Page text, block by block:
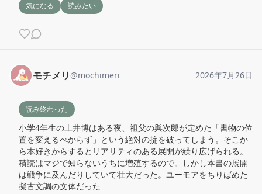
気になる 読みたい
モチメリ @mochimeri 2026年7月26日
読み終わった
小学4年生の土井博はある夜、祖父の與次郎が定めた「書物の位
置を変えるべからず」という絶対の掟を破ってしまう。そこか
ら本好きからするとリアリティのある展開が繰り広げられる。
積読はマジで知らないうちに増殖するので。しかし本書の展開
は戦争に及んだりしていて壮大だった。ユーモアをちりばめた
擬古文調の文体だった